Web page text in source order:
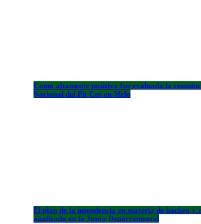
Como altamente positiva fue evaluada la
Nacional del Pit Cnt en Melo
El plan de la intendencia en materia de bacheo y
analizado en la Junta Departamental